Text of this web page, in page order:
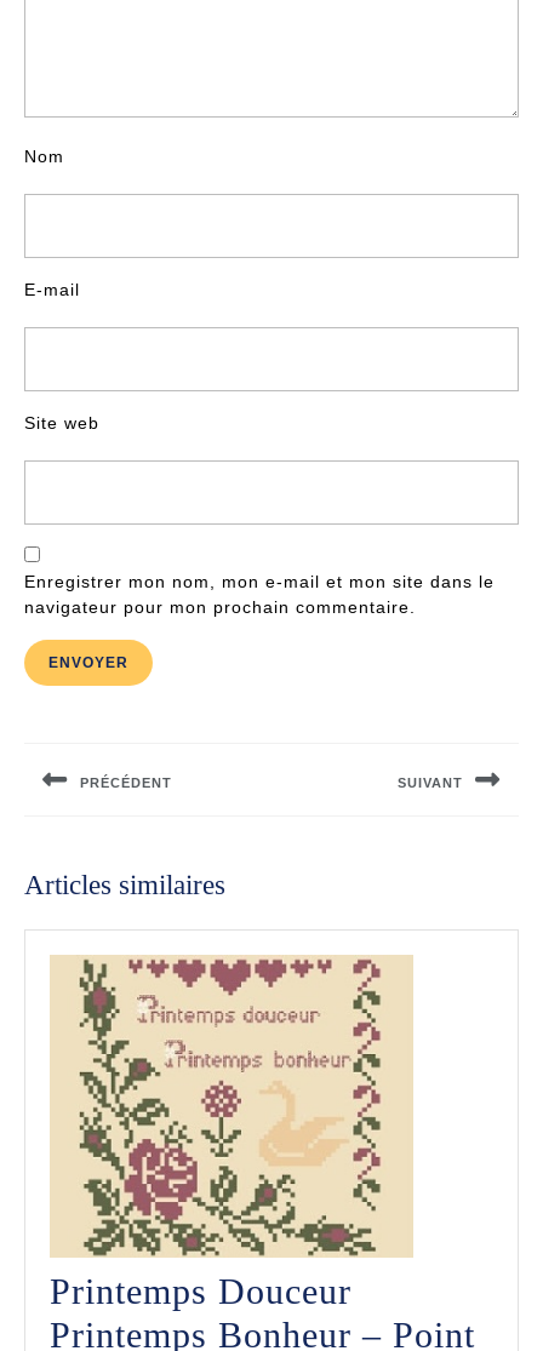
Nom
E-mail
Site web
Enregistrer mon nom, mon e-mail et mon site dans le
navigateur pour mon prochain commentaire.
l’articlePRÉCÉDENT SUIVANT
Articles similaires
Printemps Douceur
Printemps Bonheur – Point